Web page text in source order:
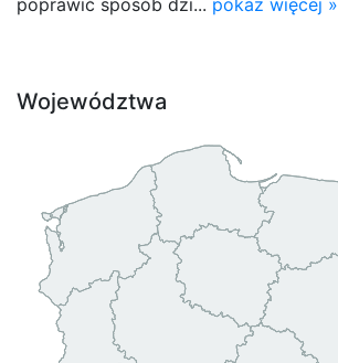
Województwa